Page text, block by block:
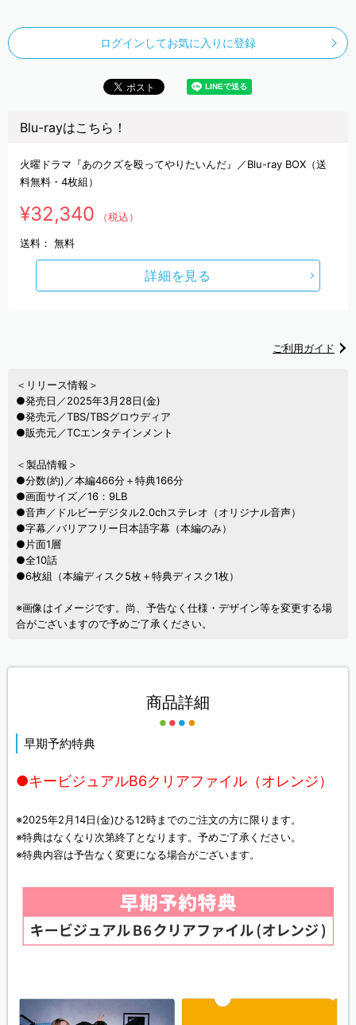
ログインしてお気に入りに登録
Blu-rayはこちら！
火曜ドラマ『あのクズを殴ってやりたいんだ』／Blu-ray BOX（送
料無料・4枚組）
¥32,340 （税込）
送料： 無料
詳細を見る
ご利用ガイド
＜リリース情報＞
●発売日／2025年3月28日(金)
●発売元／TBS/TBSグロウディア
●販売元／TCエンタテインメント
＜製品情報＞
●分数(約)／本編466分＋特典166分
●画面サイズ／16：9LB
●音声／ドルビーデジタル2.0chステレオ（オリジナル音声）
●字幕／バリアフリー日本語字幕（本編のみ）
●片面1層
●全10話
●6枚組（本編ディスク5枚＋特典ディスク1枚）
※画像はイメージです。尚、予告なく仕様・デザイン等を変更する場
合がございますので予めご了承ください。
商品詳細
早期予約特典
●キービジュアルB6クリアファイル（オレンジ）
※2025年2月14日(金)ひる12時までのご注文の方に限ります。
※特典はなくなり次第終了となります。予めご了承ください。
※特典内容は予告なく変更になる場合がございます。